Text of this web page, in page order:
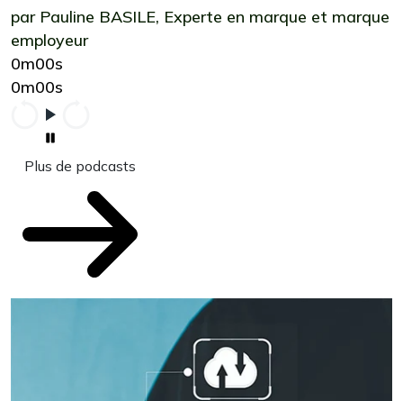
par Pauline BASILE, Experte en marque et marque
employeur
0m00s
0m00s
Plus de podcasts